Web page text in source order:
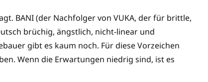
BANI (der Nachfolger von VUKA, der für brittle,
brüchig, ängstlich, nicht-linear und
gibt es kaum noch. Für diese Vorzeichen
Wenn die Erwartungen niedrig sind, ist es